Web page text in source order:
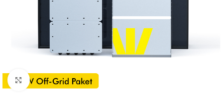
Click to enlarge